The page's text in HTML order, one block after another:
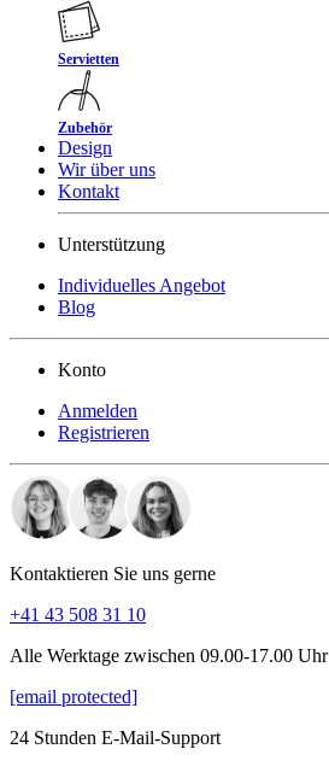
Servietten
Zubehör
Design
Wir über uns
Kontakt
Unterstützung
Individuelles Angebot
Blog
Konto
Anmelden
Registrieren
Kontaktieren Sie uns gerne
+41 43 508 31 10
Alle Werktage zwischen 09.00-17.00 Uhr
[email protected]
24 Stunden E-Mail-Support